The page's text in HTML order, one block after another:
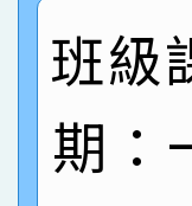
創客
賽
名
賀！
倩參
名
賀！
園市
賀！
班級
期：